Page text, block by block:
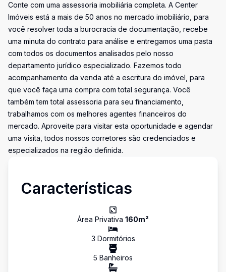
Conte com uma assessoria imobiliária completa. A Center
Imóveis está a mais de 50 anos no mercado imobiliário, para
você resolver toda a burocracia de documentação, recebe
uma minuta do contrato para análise e entregamos uma pasta
com todos os documentos analisados pelo nosso
departamento jurídico especializado. Fazemos todo
acompanhamento da venda até a escritura do imóvel, para
que você faça uma compra com total segurança. Você
também tem total assessoria para seu financiamento,
trabalhamos com os melhores agentes financeiros do
mercado. Aproveite para visitar esta oportunidade e agendar
uma visita, todos nossos corretores são credenciados e
especializados na região definida.
Características
Área Privativa 160m²
3 Dormitórios
5 Banheiros